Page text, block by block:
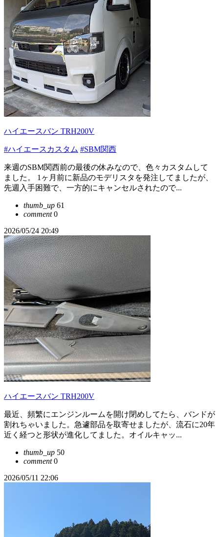
ハイエースバン TRH200V
#ハイエースカスタム #SBM関西
来週のSBM関西前の最後の休みなので、色々カスタムして
ました。 1ヶ月前に新品のモデリスタを発注してましたが、
先週入手困難で、一方的にキャンセルされたので...
thumb_up 61
comment0
2026/05/24 20:49
ハイエースバン TRH200V
最近、頻繁にエンジンルームを開け閉めしてたら、バンドが
割れちゃいました。急遽部品を取寄せましたが、流石に20年
近く経つと形状が進化してました。オイルキャッ...
thumb_up 50
comment0
2026/05/11 22:06